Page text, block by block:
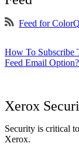
Feed for
How To Subscribe
Feed Email Option?
Xerox
Security is critical
Xerox.